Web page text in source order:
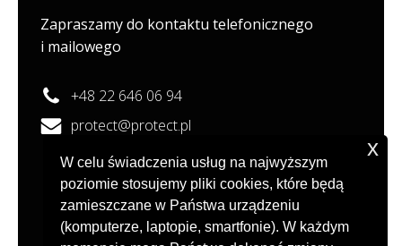
Zapraszamy do kontaktu telefonicznego
i mailowego
+48 22 646 06 94
protect@protect.pl
PROTECT TADEUSZ CISEK I WSPÓLNICY
SPÓŁKA KOMANDYTOWA
ul. Rudnickiego 3A lok. 13H
01-858 Warszawa
W celu świadczenia usług na najwyższym
poziomie stosujemy pliki cookies, które będą
zamieszczane w Państwa urządzeniu
(komputerze, laptopie, smartfonie). W każdym
x